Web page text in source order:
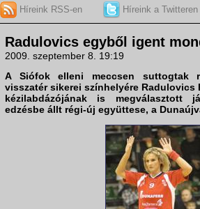
Híreink RSS-en Híreink a Twitteren
Radulovics egyből igent
2009. szeptember 8. 19:19
A Siófok elleni meccsen suttogtak
visszatér sikerei színhelyére Radulovics
kézilabdázójának is megválasztott
edzésbe állt régi-új együttese, a